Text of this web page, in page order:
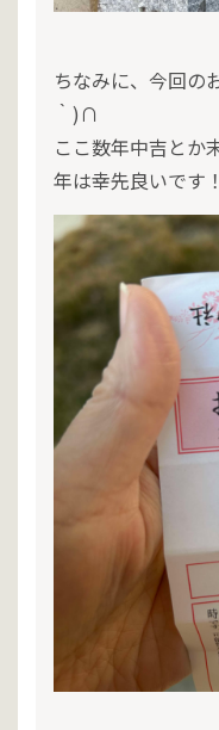
ちなみに、今回
｀)∩
ここ数年中吉とか
年は幸先良いです